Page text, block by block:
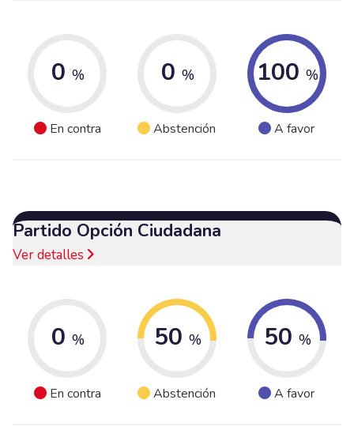
0 %
En contra
0 %
Abstención
100 %
A favor
Partido Opción Ciudadana
Ver detalles
0 %
En contra
50 %
Abstención
50 %
A favor